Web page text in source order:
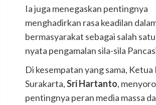
Ia juga menegaskan pentingnya
menghadirkan rasa keadilan
bermasyarakat sebagai salah
nyata pengamalan sila-sila
Di kesempatan yang sama, Ketua
Surakarta,Sri Hartanto,
pentingnya peran media massa